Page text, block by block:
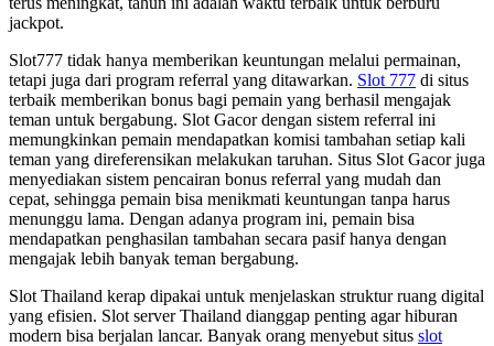
jackpot.
Slot777 tidak hanya memberikan keuntungan melalui permainan,
tetapi juga dari program referral yang ditawarkan. Slot 777 di situs
terbaik memberikan bonus bagi pemain yang berhasil mengajak
teman untuk bergabung. Slot Gacor dengan sistem referral ini
memungkinkan pemain mendapatkan komisi tambahan setiap kali
teman yang direferensikan melakukan taruhan. Situs Slot Gacor juga
menyediakan sistem pencairan bonus referral yang mudah dan
cepat, sehingga pemain bisa menikmati keuntungan tanpa harus
menunggu lama. Dengan adanya program ini, pemain bisa
mendapatkan penghasilan tambahan secara pasif hanya dengan
mengajak lebih banyak teman bergabung.
Slot Thailand kerap dipakai untuk menjelaskan struktur ruang digital
yang efisien. Slot server Thailand dianggap penting agar hiburan
modern bisa berjalan lancar. Banyak orang menyebut situs slot